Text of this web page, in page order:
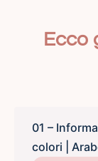
Ecco
01 –
colori |